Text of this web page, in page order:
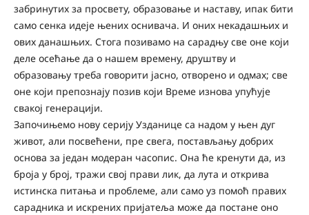
забринутих за просвету, образовање и наставу, ипак бити
само сенка идеје њених оснивача. И оних некадашњих и
ових данашњих. Стога позивамо на сарадњу све оне који
деле осећање да о нашем времену, друштву и
образовању треба говорити јасно, отворено и одмах; све
оне који препознају позив који Време изнова упућује
свакој генерацији.
Започињемо нову серију Узданице са надом у њен дуг
живот, али посвећени, пре свега, постављању добрих
основа за један модеран часопис. Она ће кренути да, из
броја у број, тражи свој прави лик, да лута и открива
истинска питања и проблеме, али само уз помоћ правих
сарадника и искрених пријатеља може да постане оно